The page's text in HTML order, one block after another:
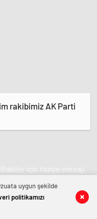
rakibimiz AK Parti
uygun şekilde
politikamızı